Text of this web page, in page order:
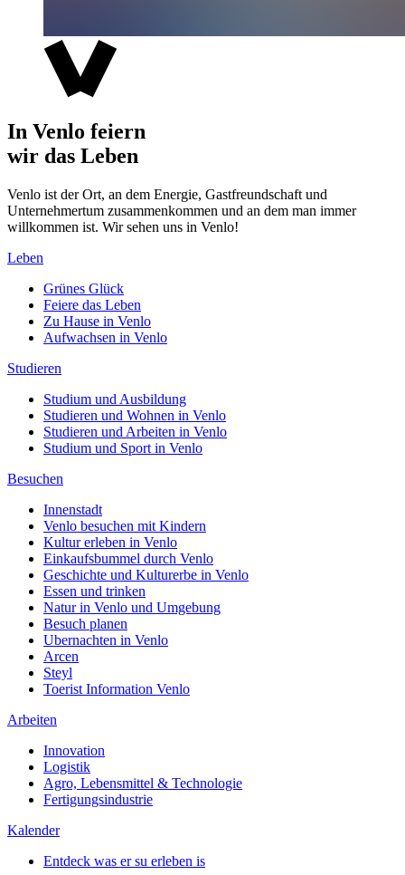
In Venlo feiern
wir das Leben
Venlo ist der Ort, an dem Energie, Gastfreundschaft und
Unternehmertum zusammenkommen und an dem man immer
willkommen ist. Wir sehen uns in Venlo!
Leben
Grünes Glück
Feiere das Leben
Zu Hause in Venlo
Aufwachsen in Venlo
Studieren
Studium und Ausbildung
Studieren und Wohnen in Venlo
Studieren und Arbeiten in Venlo
Studium und Sport in Venlo
Besuchen
Innenstadt
Venlo besuchen mit Kindern
Kultur erleben in Venlo
Einkaufsbummel durch Venlo
Geschichte und Kulturerbe in Venlo
Essen und trinken
Natur in Venlo und Umgebung
Besuch planen
Ubernachten in Venlo
Arcen
Steyl
Toerist Information Venlo
Arbeiten
Innovation
Logistik
Agro, Lebensmittel & Technologie
Fertigungsindustrie
Kalender
Entdeck was er su erleben is